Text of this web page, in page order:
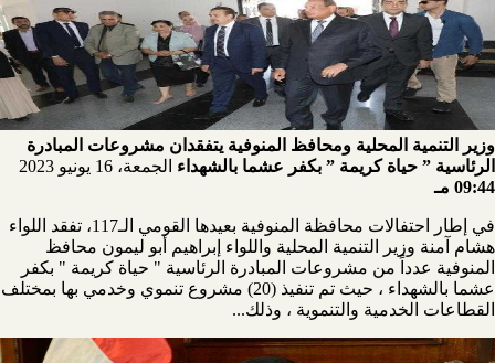
وزير التنمية المحلية ومحافظ المنوفية يتفقدان مشروعات المبادرة
الرئاسية ” حياة كريمة ” بكفر عشما بالشهداء الجمعة، 16 يونيو 2023
09:44 مـ
في إطار احتفالات محافظة المنوفية بعيدها القومي الـ117، تفقد اللواء
هشام آمنة وزير التنمية المحلية واللواء إبراهيم أبو ليمون محافظ
المنوفية عدداً من مشروعات المبادرة الرئاسية " حياة كريمة " بكفر
عشما بالشهداء ، حيث تم تنفيذ (20) مشروع تنموي وخدمي بها بمختلف
القطاعات الخدمية والتنموية ، وذلك...